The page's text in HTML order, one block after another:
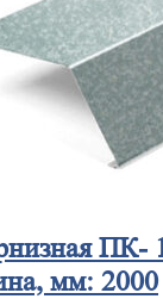
ПК-
мм: 2000